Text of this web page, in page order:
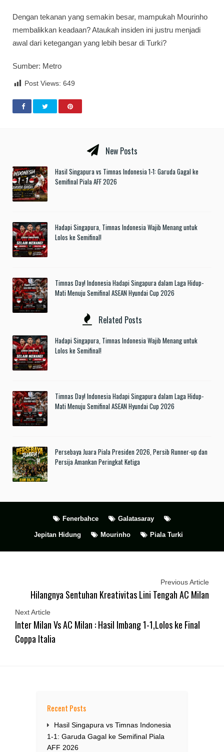
Dengan tekanan yang semakin besar, mampukah Mourinho
membalikkan keadaan? Ataukah insiden ini justru menjadi
awal dari ketegangan yang lebih besar di Turki?
Sumber: Metro
Post Views: 649
New Posts
Hasil Singapura vs Timnas Indonesia 1-1: Garuda Gagal ke
Semifinal Piala AFF 2026
Hadapi Singapura, Timnas Indonesia Wajib Menang untuk
Lolos ke Semifinal!
Timnas Day! Indonesia Hadapi Singapura dalam Laga Hidup-
Mati Menuju Semifinal ASEAN Hyundai Cup 2026
Related Posts
Hadapi Singapura, Timnas Indonesia Wajib Menang untuk
Lolos ke Semifinal!
Timnas Day! Indonesia Hadapi Singapura dalam Laga Hidup-
Mati Menuju Semifinal ASEAN Hyundai Cup 2026
Persebaya Juara Piala Presiden 2026, Persib Runner-up dan
Persija Amankan Peringkat Ketiga
Fenerbahce Galatasaray
Jepitan Hidung Mourinho Piala Turki
Previous Article
Hilangnya Sentuhan Kreativitas Lini Tengah AC Milan
Next Article
Inter Milan Vs AC Milan : Hasil Imbang 1-1,Lolos ke Final
Coppa Italia
Recent Posts
Hasil Singapura vs Timnas Indonesia
1-1: Garuda Gagal ke Semifinal Piala
AFF 2026